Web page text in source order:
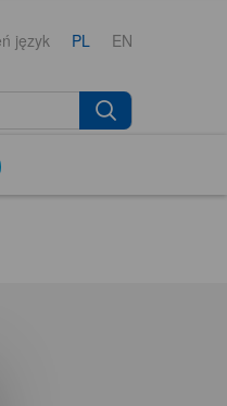
język PL EN